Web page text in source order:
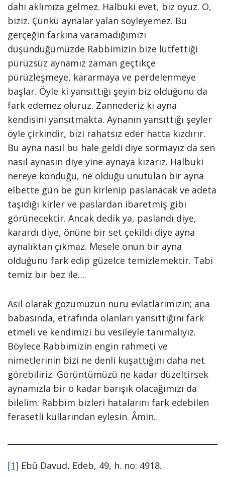
dahi aklımıza gelmez. Halbuki evet, biz oyuz. O,
biziz. Çünkü aynalar yalan söyleyemez. Bu
gerçeğin farkına varamadığımızı
düşündüğümüzde Rabbimizin bize lütfettiği
pürüzsüz aynamız zaman geçtikçe
pürüzleşmeye, kararmaya ve perdelenmeye
başlar. Öyle ki yansıttığı şeyin biz olduğunu da
fark edemez oluruz. Zannederiz ki ayna
kendisini yansıtmakta. Aynanın yansıttığı şeyler
öyle çirkindir, bizi rahatsız eder hatta kızdırır.
Bu ayna nasıl bu hale geldi diye sormayız da sen
nasıl aynasın diye yine aynaya kızarız. Halbuki
nereye konduğu, ne olduğu unutulan bir ayna
elbette gün be gün kirlenip paslanacak ve adeta
taşıdığı kirler ve paslardan ibaretmiş gibi
görünecektir. Ancak dedik ya, paslandı diye,
karardı diye, önüne bir set çekildi diye ayna
aynalıktan çıkmaz. Mesele onun bir ayna
olduğunu fark edip güzelce temizlemektir. Tabi
temiz bir bez ile…
Asıl olarak gözümüzün nuru evlatlarımızın; ana
babasında, etrafında olanları yansıttığını fark
etmeli ve kendimizi bu vesileyle tanımalıyız.
Böylece Rabbimizin engin rahmeti ve
nimetlerinin bizi ne denli kuşattığını daha net
görebiliriz. Görüntümüzü ne kadar düzeltirsek
aynamızla bir o kadar barışık olacağımızı da
bilelim. Rabbim bizleri hatalarını fark edebilen
ferasetli kullarından eylesin. Âmin.
[1] Ebû Davud, Edeb, 49, h. no: 4918.